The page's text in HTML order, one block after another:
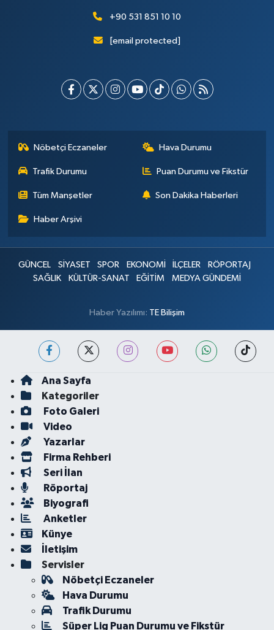
+90 531 851 10 10
[email protected]
Nöbetçi Eczaneler Hava Durumu
Trafik Durumu Puan Durumu ve Fikstür
Tüm Manşetler Son Dakika Haberleri
Haber Arşivi
GÜNCEL SİYASET SPOR EKONOMİ İLÇELER
RÖPORTAJ
SAĞLIK
KÜLTÜR-SANAT EĞİTİM MEDYA GÜNDEMİ
Haber Yazılımı: TE Bilişim
Ana Sayfa
Kategoriler
Foto Galeri
Video
Yazarlar
Firma Rehberi
Seri İlan
Röportaj
Biyografi
Anketler
Künye
İletişim
Servisler
Nöbetçi Eczaneler
Hava Durumu
Trafik Durumu
Süper Lig Puan Durumu ve Fikstür